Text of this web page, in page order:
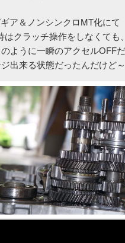
ア＆ノンシンクロMT化にて
はクラッチ操作をしなくても、
ように一瞬のアクセルOFF
出来る状態だったんだけど～